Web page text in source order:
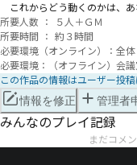
これからどう動くのかは、あ
所要人数 ： ５人＋ＧＭ
所要時間 ： 約３時間
必要環境（オンライン）：全
必要環境：（オフライン）会
この作品の情報はユーザー投
情報を修正 管理者
みんなのプレイ記録
まだコメ